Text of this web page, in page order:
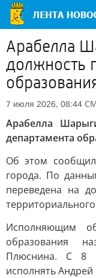
Арабелла
должность
7 июля 2026, 08:44
Арабелла
департамента
Об этом
города. По
переведена на
Исполняющим
образования
Плюснина. С 8
исполнять Андрей